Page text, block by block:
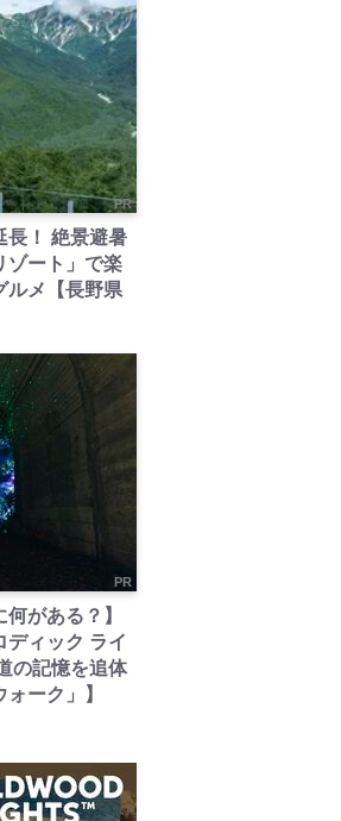
PR
長！ 絶景避暑
ゾート」で楽
ルメ【長野県
PR
がある？】
ディック ライ
の記憶を追体
ーク」】